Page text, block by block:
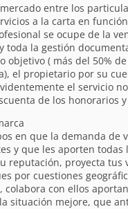
entre los
a la carta en
se ocupe de la
toda la gestión
objetivo ( más del 50%
el propietario por su
el servicio
de los honorarios
en que la demanda
y que les aporten
reputación, proyecta
por cuestiones
colabora con ellos
situación mejore, que